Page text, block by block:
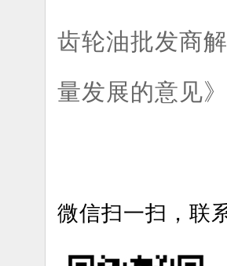
齿轮油批发商
量发展的意见》
微信扫一扫，联